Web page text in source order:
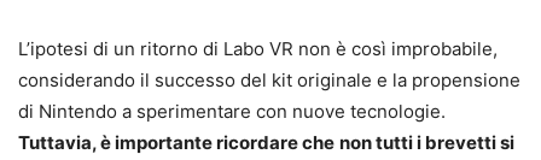
L’ipotesi di un ritorno di Labo VR non è così improbabile,
considerando il successo del kit originale e la propensione
di Nintendo a sperimentare con nuove tecnologie.
Tuttavia, è importante ricordare che non tutti i brevetti si